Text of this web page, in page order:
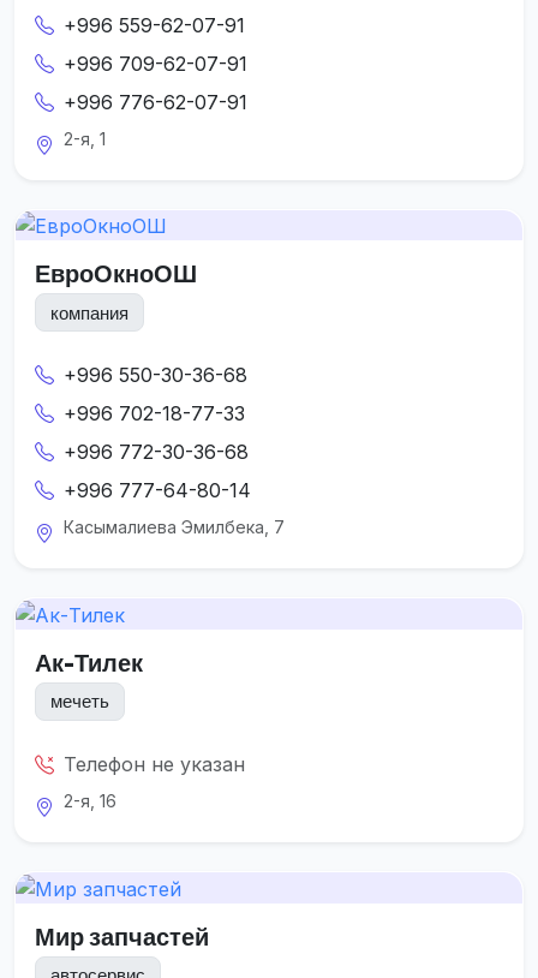
+996 559-62-07-91
+996 709-62-07-91
+996 776-62-07-91
2-я, 1
ЕвроОкноОШ
компания
+996 550-30-36-68
+996 702-18-77-33
+996 772-30-36-68
+996 777-64-80-14
Касымалиева Эмилбека, 7
Ак-Тилек
мечеть
Телефон не указан
2-я, 16
Мир запчастей